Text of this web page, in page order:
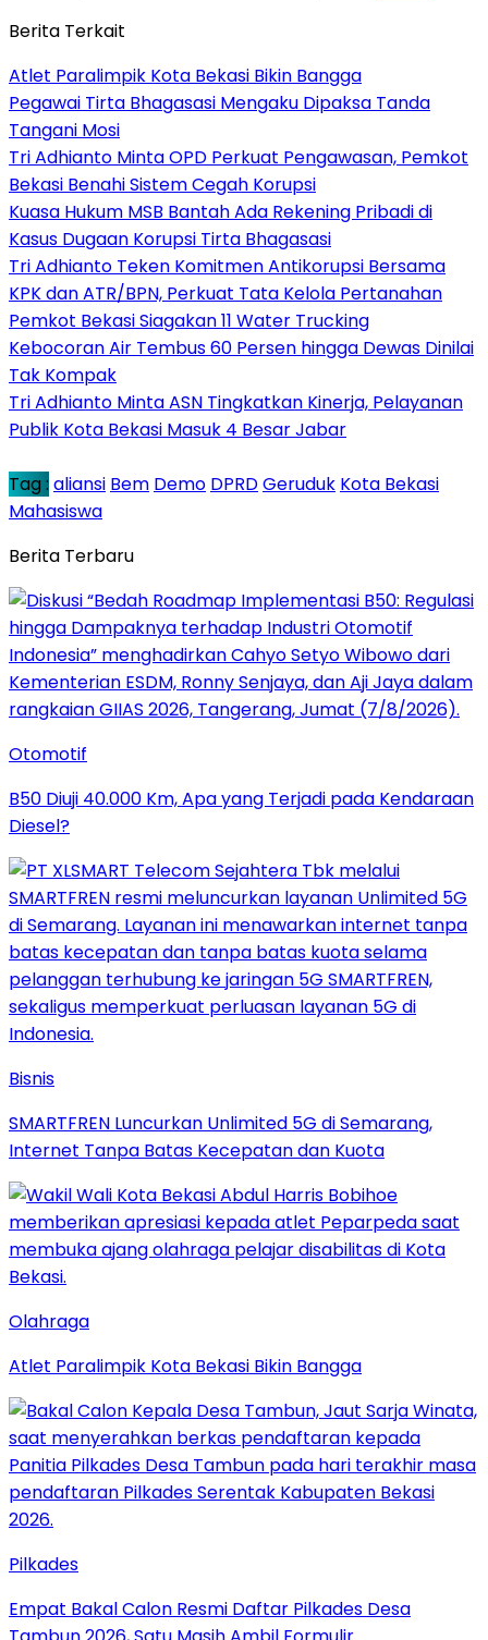
Berita Terkait
Atlet Paralimpik Kota Bekasi Bikin Bangga
Pegawai Tirta Bhagasasi Mengaku Dipaksa Tanda
Tangani Mosi
Tri Adhianto Minta OPD Perkuat Pengawasan, Pemkot
Bekasi Benahi Sistem Cegah Korupsi
Kuasa Hukum MSB Bantah Ada Rekening Pribadi di
Kasus Dugaan Korupsi Tirta Bhagasasi
Tri Adhianto Teken Komitmen Antikorupsi Bersama
KPK dan ATR/BPN, Perkuat Tata Kelola Pertanahan
Pemkot Bekasi Siagakan 11 Water Trucking
Kebocoran Air Tembus 60 Persen hingga Dewas Dinilai
Tak Kompak
Tri Adhianto Minta ASN Tingkatkan Kinerja, Pelayanan
Publik Kota Bekasi Masuk 4 Besar Jabar
Tag : aliansi Bem Demo DPRDGeruduk Kota Bekasi
Mahasiswa
Berita Terbaru
Otomotif
B50 Diuji 40.000 Km, Apa yang Terjadi pada Kendaraan
Diesel?
Bisnis
SMARTFREN Luncurkan Unlimited 5G di Semarang,
Internet Tanpa Batas Kecepatan dan Kuota
Olahraga
Atlet Paralimpik Kota Bekasi Bikin Bangga
Pilkades
Empat Bakal Calon Resmi Daftar Pilkades Desa